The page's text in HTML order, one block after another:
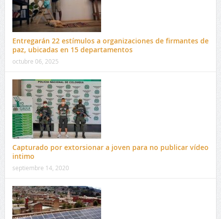
Entregarán 22 estímulos a organizaciones de firmantes de
paz, ubicadas en 15 departamentos
octubre 06, 2025
Capturado por extorsionar a joven para no publicar vídeo
intimo
septiembre 14, 2020